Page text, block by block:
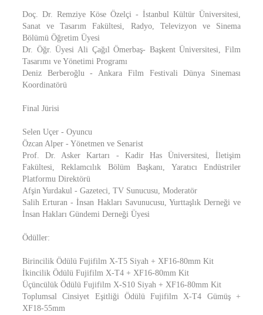
Doç. Dr. Remziye Köse Özelçi - İstanbul Kültür Üniversitesi,
Sanat ve Tasarım Fakültesi, Radyo, Televizyon ve Sinema
Bölümü Öğretim Üyesi
Dr. Öğr. Üyesi Ali Çağıl Ömerbaş- Başkent Üniversitesi, Film
Tasarımı ve Yönetimi Programı
Deniz Berberoğlu - Ankara Film Festivali Dünya Sineması
Koordinatörü
Final Jürisi
Selen Uçer - Oyuncu
Özcan Alper - Yönetmen ve Senarist
Prof. Dr. Asker Kartarı - Kadir Has Üniversitesi, İletişim
Fakültesi, Reklamcılık Bölüm Başkanı, Yaratıcı Endüstriler
Platformu Direktörü
Afşin Yurdakul - Gazeteci, TV Sunucusu, Moderatör
Salih Erturan - İnsan Hakları Savunucusu, Yurttaşlık Derneği ve
İnsan Hakları Gündemi Derneği Üyesi
Ödüller:
Birincilik Ödülü Fujifilm X-T5 Siyah + XF16-80mm Kit
İkincilik Ödülü Fujifilm X-T4 + XF16-80mm Kit
Üçüncülük Ödülü Fujifilm X-S10 Siyah + XF16-80mm Kit
Toplumsal Cinsiyet Eşitliği Ödülü Fujifilm X-T4 Gümüş +
XF18-55mm